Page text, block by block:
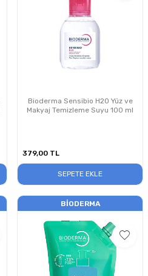
Bioderma Sensibio H2O Yüz ve
Makyaj Temizleme Suyu 100 ml
379,00 TL
SEPETE EKLE
BIODERMA